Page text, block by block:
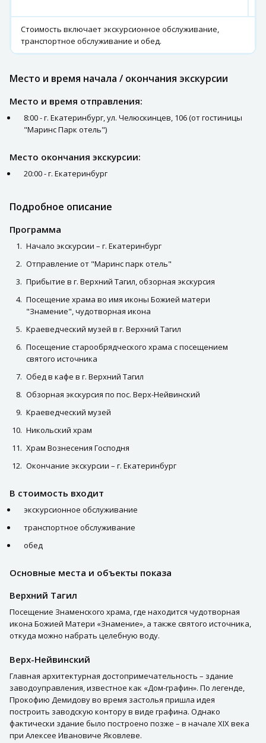
Стоимость включает экскурсионное обслуживание,
транспортное обслуживание и обед.
Место и время начала / окончания экскурсии
Место и время отправления:
8:00 - г. Екатеринбург, ул. Челюскинцев, 106 (от гостиницы
"Маринс Парк отель")
Место окончания экскурсии:
20:00 - г. Екатеринбург
Подробное описание
Программа
Начало экскурсии – г. Екатеринбург
Отправление от "Маринс парк отель"
Прибытие в г. Верхний Тагил, обзорная экскурсия
Посещение храма во имя иконы Божией матери
"Знамение", чудотворная икона
Краеведческий музей в г. Верхний Тагил
Посещение старообрядческого храма с посещением
святого источника
Обед в кафе в г. Верхний Тагил
Обзорная экскурсия по пос. Верх-Нейвинский
Краеведческий музей
Никольский храм
Храм Вознесения Господня
Окончание экскурсии – г. Екатеринбург
В стоимость входит
экскурсионное обслуживание
транспортное обслуживание
обед
Основные места и объекты показа
Верхний Тагил
Посещение Знаменского храма, где находится чудотворная
икона Божией Матери «Знамение», а также святого источника,
откуда можно набрать целебную воду.
Верх-Нейвинский
Главная архитектурная достопримечательность – здание
заводоуправления, известное как «Дом-графин». По легенде,
Прокофию Демидову во время застолья пришла идея
построить заводскую контору в виде графина. Однако
фактически здание было построено позже – в начале XIX века
при Алексее Ивановиче Яковлеве.